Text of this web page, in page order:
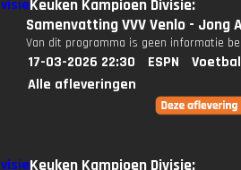
Keuken Kampioen Divisie:
Samenvatting VVV Venlo - Jong
Van dit programma is geen informatie
17-03-2026 22:30 ESPN
Alle afleveringen
Keuken Kampioen Divisie: